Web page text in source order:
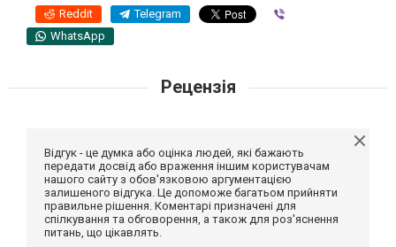
Reddit Telegram
WhatsApp
Рецензія
Відгук - це думка або оцінка людей, які бажають
передати досвід або враження іншим користувачам
нашого сайту з обов'язковою аргументацією
залишеного відгука. Це допоможе багатьом прийняти
правильне рішення. Коментарі призначені для
спілкування та обговорення, а також для роз'яснення
питань, що цікавлять.